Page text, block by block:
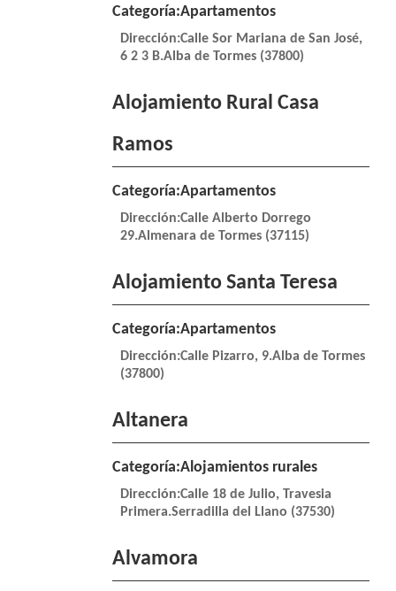
Categoría:Apartamentos
Dirección:Calle Sor Mariana de San José,
6 2 3 B.Alba de Tormes (37800)
Alojamiento Rural Casa
Ramos
Categoría:Apartamentos
Dirección:Calle Alberto Dorrego
29.Almenara de Tormes (37115)
Alojamiento Santa Teresa
Categoría:Apartamentos
Dirección:Calle Pizarro, 9.Alba de Tormes
(37800)
Altanera
Categoría:Alojamientos rurales
Dirección:Calle 18 de Julio, Travesia
Primera.Serradilla del Llano (37530)
Alvamora